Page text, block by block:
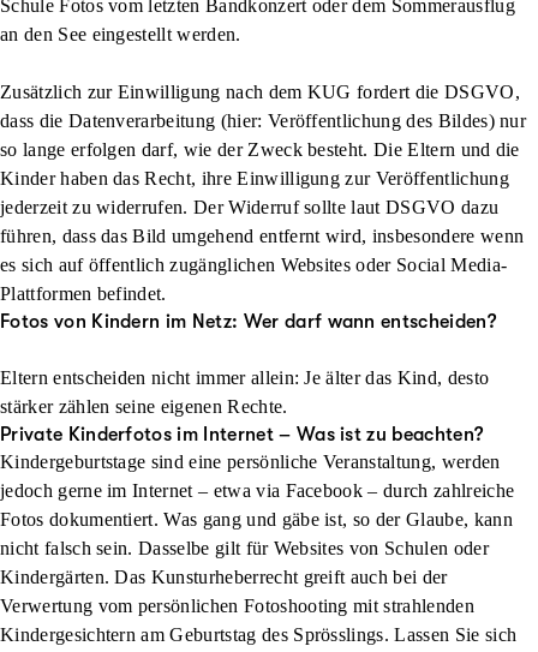
Schule Fotos vom letzten Bandkonzert oder dem Sommerausflug
an den See eingestellt werden.
Zusätzlich zur Einwilligung nach dem KUG fordert die DSGVO,
dass die Datenverarbeitung (hier: Veröffentlichung des Bildes) nur
so lange erfolgen darf, wie der Zweck besteht. Die Eltern und die
Kinder haben das Recht, ihre Einwilligung zur Veröffentlichung
jederzeit zu widerrufen. Der Widerruf sollte laut DSGVO dazu
führen, dass das Bild umgehend entfernt wird, insbesondere wenn
es sich auf öffentlich zugänglichen Websites oder Social Media-
Plattformen befindet.
Fotos von Kindern im Netz: Wer darf wann entscheiden?
Eltern entscheiden nicht immer allein: Je älter das Kind, desto
stärker zählen seine eigenen Rechte.
Private Kinderfotos im Internet – Was ist zu beachten?
Kindergeburtstage sind eine persönliche Veranstaltung, werden
jedoch gerne im Internet – etwa via Facebook – durch zahlreiche
Fotos dokumentiert. Was gang und gäbe ist, so der Glaube, kann
nicht falsch sein. Dasselbe gilt für Websites von Schulen oder
Kindergärten. Das Kunsturheberrecht greift auch bei der
Verwertung vom persönlichen Fotoshooting mit strahlenden
Kindergesichtern am Geburtstag des Sprösslings. Lassen Sie sich